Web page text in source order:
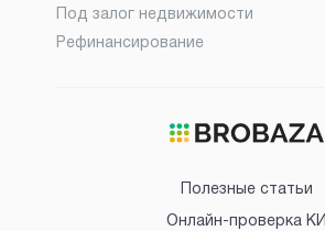
Под залог недвижимости
Рефинансирование
Полезные статьи
Онлайн-проверка КИ